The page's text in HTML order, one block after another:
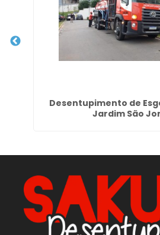
Desentupimento de
Jardim São